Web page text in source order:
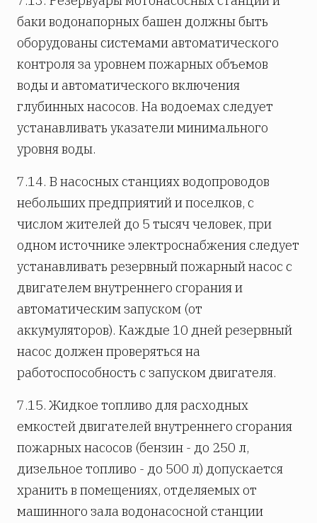
баки водонапорных башен должны быть
оборудованы системами автоматического
контроля за уровнем пожарных объемов
воды и автоматического включения
глубинных насосов. На водоемах следует
устанавливать указатели минимального
уровня воды.
7.14. В насосных станциях водопроводов
небольших предприятий и поселков, с
числом жителей до 5 тысяч человек, при
одном источнике электроснабжения следует
устанавливать резервный пожарный насос с
двигателем внутреннего сгорания и
автоматическим запуском (от
аккумуляторов). Каждые 10 дней резервный
насос должен проверяться на
работоспособность с запуском двигателя.
7.15. Жидкое топливо для расходных
емкостей двигателей внутреннего сгорания
пожарных насосов (бензин - до 250 л,
дизельное топливо - до 500 л) допускается
хранить в помещениях, отделяемых от
машинного зала водонасосной станции